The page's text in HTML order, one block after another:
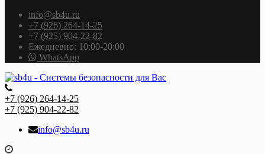
info@sb4u.ru
+7 (926) 264-14-25
+7 (925) 904-22-82
Ежедневно: 10:00-20:00
WhatsApp
+7 (926) 264-14-25
+7 (925) 904-22-82
info@sb4u.ru